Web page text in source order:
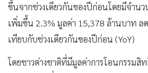
ขึ้นจากช่วงเดียวกันของปีก่อนโดยมีจำน
เพิ่มขึ้น 2.3% มูลค่า 15,378 ล้านบาท ล
เทียบกับช่วงเดียวกันของปีก่อน (YoY)
โดยชาวต่างชาติที่มีมูลค่าการโอนกรรมสิ